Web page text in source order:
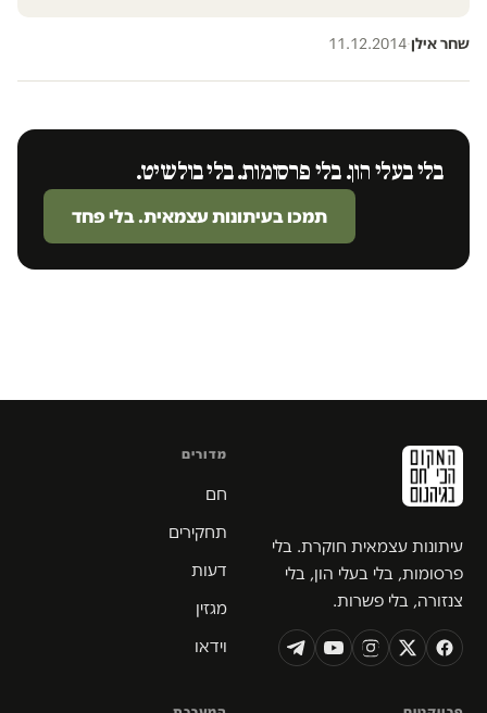
שחר אילן·
11.12.2014
בלי בעלי הון. בלי פרסומות. בלי בולשיט.
תמכו בעיתונות עצמאית. בלי פחד
עיתונות עצמאית חוקרת. בלי
פרסומות, בלי בעלי הון, בלי
צנזורה, בלי פשרות.
מדורים
חם
תחקירים
דעות
מגזין
וידאו